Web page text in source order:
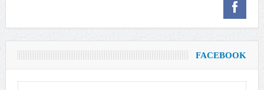
FACEBOOK